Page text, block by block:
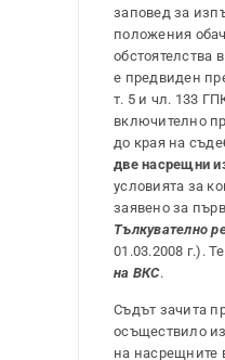
заповед за
положения
обстоятелства
е предвиден
т. 5 и чл. 133
включително
до края на
две насрещни
условията за
заявено за
Тълкувателно
01.03.2008 г.).
на ВКС.
Съдът зачита
осъществило
на насрещните